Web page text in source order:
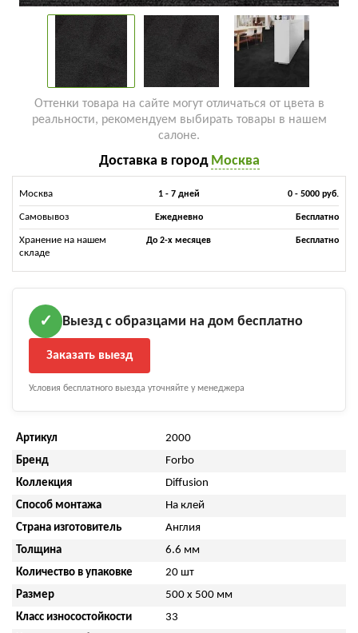
Оттенки товара на сайте могут отличаться от цвета в
реальности, рекомендуем выбирать товары в нашем
салоне.
Доставка в город Москва
Москва 1 - 7 дней 0 - 5000 руб.
Самовывоз Ежедневно Бесплатно
Хранение на нашем
складе
До 2-х месяцев Бесплатно
✓ Выезд с образцами на дом бесплатно
Заказать выезд
Условия бесплатного выезда уточняйте у менеджера
Артикул
2000
Бренд
Forbo
Коллекция
Diffusion
Способ монтажа
На клей
Страна изготовитель
Англия
Толщина
6.6 мм
Количество в упаковке
20 шт
Размер
500 x 500 мм
Класс износостойкости
33